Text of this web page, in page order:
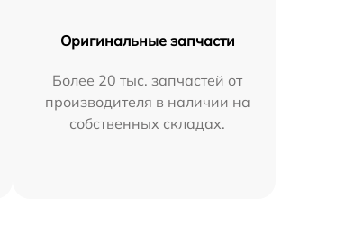
Оригинальные запчасти
Более 20 тыс. запчастей от
производителя в наличии на
собственных складах.